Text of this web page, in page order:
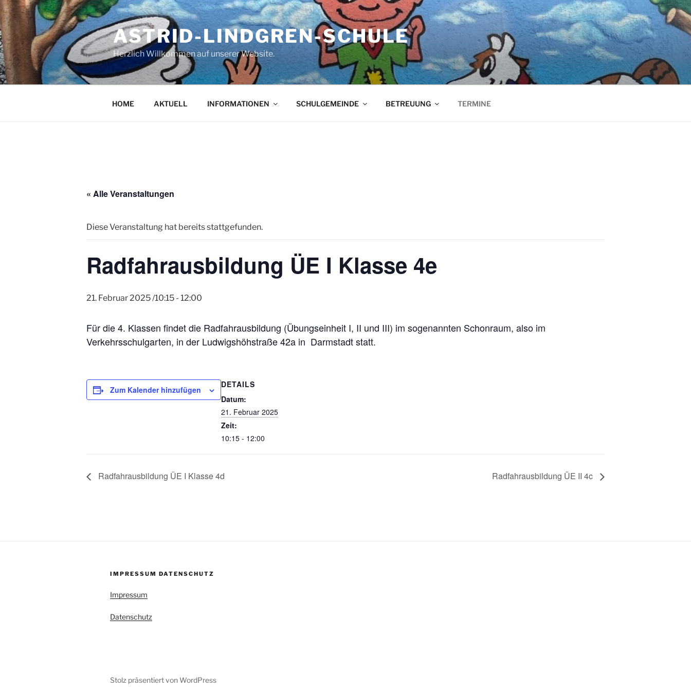
Zum
Inhalt
springen
ASTRID-LINDGREN-SCHULE
Herzlich Willkommen auf unserer Website.
HOME AKTUELL INFORMATIONEN SCHULGEMEINDE BETREUUNG TERMINE
« Alle Veranstaltungen
Diese Veranstaltung hat bereits stattgefunden.
Radfahrausbildung ÜE I Klasse 4e
21. Februar 2025 /10:15 - 12:00
Für die 4. Klassen findet die Radfahrausbildung (Übungseinheit I, II und III) im sogenannten Schonraum, also im
Verkehrsschulgarten, in der Ludwigshöhstraße 42a in Darmstadt statt.
Zum Kalender hinzufügen
DETAILS
Datum:
21. Februar 2025
Zeit:
10:15 - 12:00
Radfahrausbildung ÜE I Klasse 4d Radfahrausbildung ÜE II 4c
IMPRESSUM DATENSCHUTZ
Impressum
Datenschutz
Stolz präsentiert von WordPress